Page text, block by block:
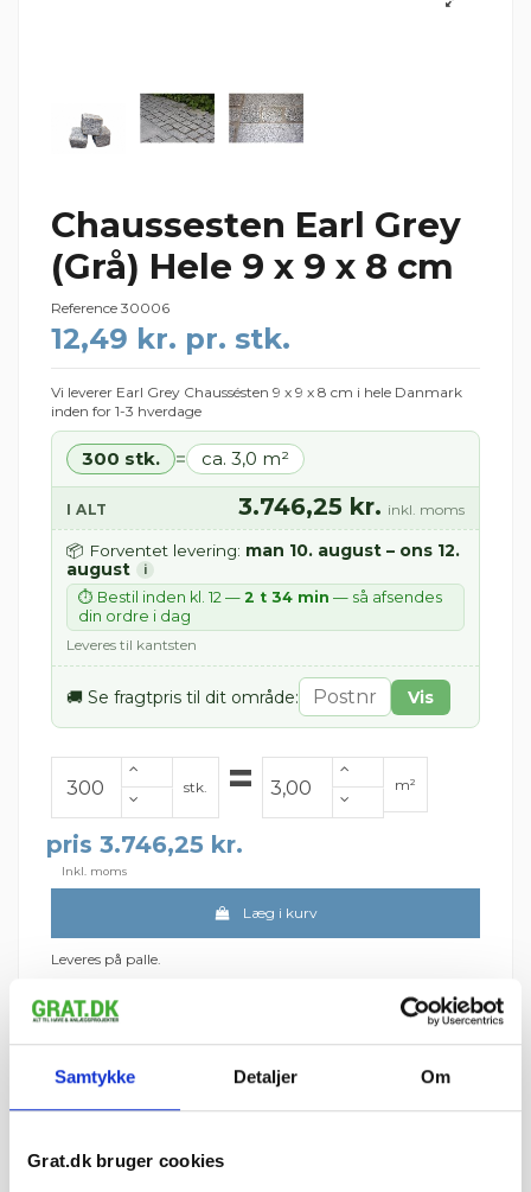
Samtykke Detaljer Om
Grat.dk bruger cookies
Chaussesten Earl Grey
(Grå) Hele 9 x 9 x 8 cm
Reference 30006
12,49 kr. pr. stk.
Vi leverer Earl Grey Chaussésten 9 x 9 x 8 cm i hele Danmark
inden for 1-3 hverdage
300 stk. = ca. 3,0 m²
I ALT 3.746,25 kr. inkl. moms
📦 Forventet levering: man 10. august – ons 12.
august
i
⏱ Bestil inden kl. 12 — 2 t 34 min — så afsendes
din ordre i dag
Leveres til kantsten
🚚 Se fragtpris til dit område: Vis
stk. = m²
pris 3.746,25 kr.
Inkl. moms
Læg i kurv
Leveres på palle.
(Udregnet ved 1 cm fuge)
Leveres på paller
Minimumsbestilling 300 stk.
Fragt pr. palle:
Minimumsantallet for køb af varen er 300 stk..